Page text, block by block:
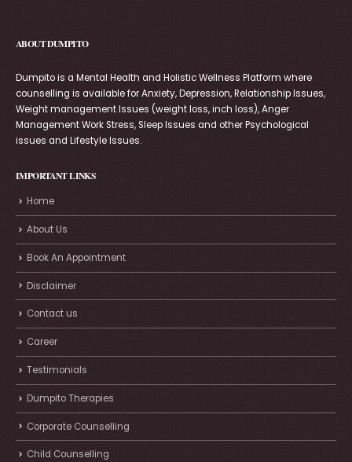
ABOUT DUMPITO
Dumpito is a Mental Health and Holistic Wellness Platform where
counselling is available for Anxiety, Depression, Relationship Issues,
Weight management Issues (weight loss, inch loss), Anger
Management Work Stress, Sleep Issues and other Psychological
issues and Lifestyle Issues.
IMPORTANT LINKS
Home
About Us
Book An Appointment
Disclaimer
Contact us
Career
Testimonials
Dumpito Therapies
Corporate Counselling
Child Counselling